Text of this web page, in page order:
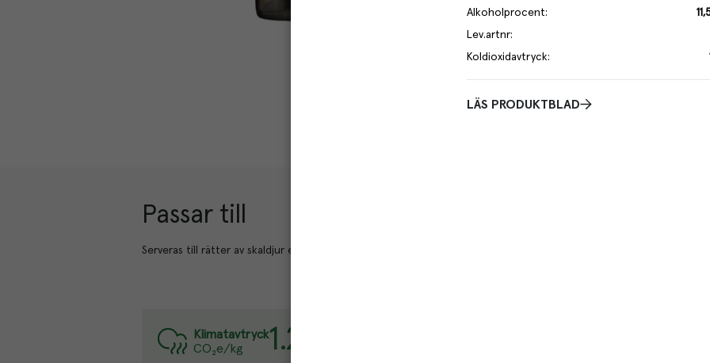
Alkoholprocent:
Lev.artnr:
Koldioxidavtryck:
LÄS PRODUKTBLAD
Passar till
Serveras till rätter av skaldjur eller som aperitif.
Fräscht, uttrycksfullt och välbalanserat vinmed blommiga toner
Klimatavtryck
CO₂e/kg
1.2
Varje kilo av varan påverkar klimatet motsvarande utsläppen av 1.2 kg